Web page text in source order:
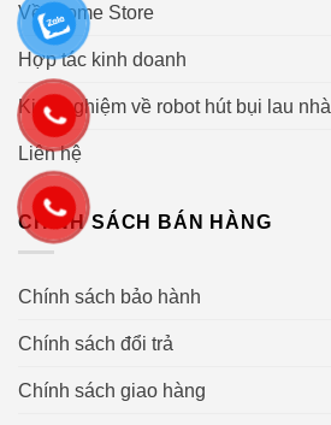
Về iHome Store
Hợp tác kinh doanh
Kinh nghiệm về robot hút bụi lau nhà
Liên hệ
CHÍNH SÁCH BÁN HÀNG
Chính sách bảo hành
Chính sách đổi trả
Chính sách giao hàng